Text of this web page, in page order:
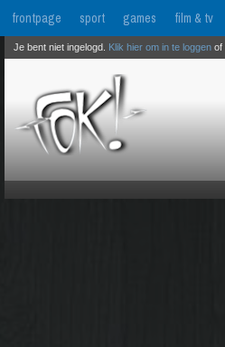
frontpage sport games film & tv
Je bent niet ingelogd. Klik hier om in te loggen of